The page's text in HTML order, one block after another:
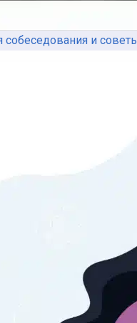
собеседования и